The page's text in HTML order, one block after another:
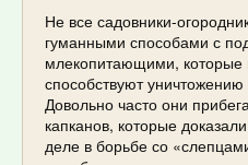
Не все садовники-
гуманными способами с
млекопитающими, которые
способствуют уничтожению
Довольно часто они
капканов, которые
деле в борьбе со